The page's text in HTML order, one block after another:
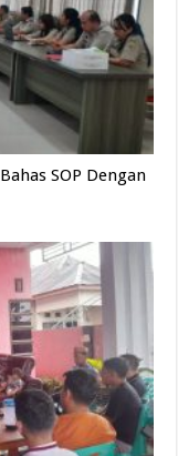
SOP Dengan